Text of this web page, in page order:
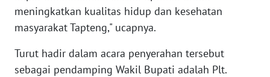
meningkatkan kualitas hidup dan kesehatan
masyarakat Tapteng," ucapnya.
Turut hadir dalam acara penyerahan tersebut
sebagai pendamping Wakil Bupati adalah Plt.
JOGJA
JATIM